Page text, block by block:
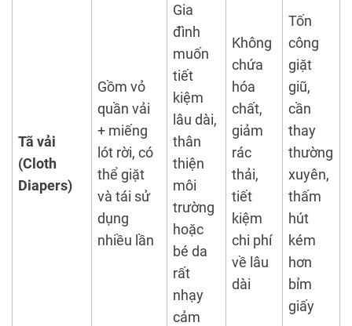
Tã vải
(Cloth
Diapers)
Gồm vỏ
quần vải
+ miếng
lót rời, có
thể giặt
và tái sử
dụng
nhiều lần
Gia
đình
muốn
tiết
kiệm
lâu dài,
thân
thiện
môi
trường
hoặc
bé da
rất
nhạy
cảm
Không
chứa
hóa
chất,
giảm
rác
thải,
tiết
kiệm
chi phí
về lâu
dài
Tốn
công
giặt
giũ,
cần
thay
thường
xuyên,
thấm
hút
kém
hơn
bỉm
giấy